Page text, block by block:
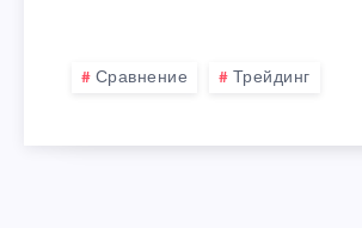
Сравнение Трейдинг